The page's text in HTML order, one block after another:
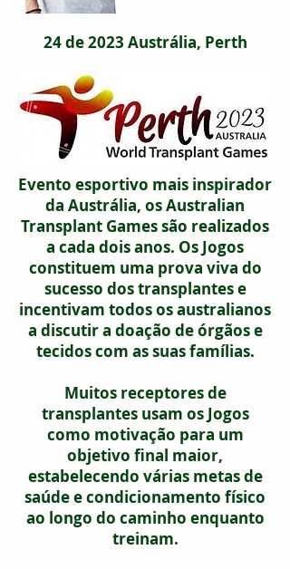
24 de 2023 Austrália, Perth
Evento esportivo mais inspirador
da Austrália, os Australian
Transplant Games são realizados
a cada dois anos. Os Jogos
constituem uma prova viva do
sucesso dos transplantes e
incentivam todos os australianos
a discutir a doação de órgãos e
tecidos com as suas famílias.
Muitos receptores de
transplantes usam os Jogos
como motivação para um
objetivo final maior,
estabelecendo várias metas de
saúde e condicionamento físico
ao longo do caminho enquanto
treinam.